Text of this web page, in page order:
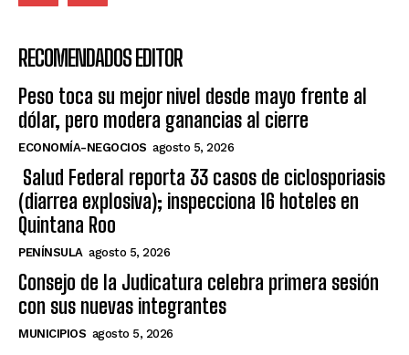
RECOMENDADOS EDITOR
Peso toca su mejor nivel desde mayo frente al
dólar, pero modera ganancias al cierre
ECONOMÍA-NEGOCIOS agosto 5, 2026
Salud Federal reporta 33 casos de ciclosporiasis
(diarrea explosiva); inspecciona 16 hoteles en
Quintana Roo
PENÍNSULA agosto 5, 2026
Consejo de la Judicatura celebra primera sesión
con sus nuevas integrantes
MUNICIPIOS agosto 5, 2026